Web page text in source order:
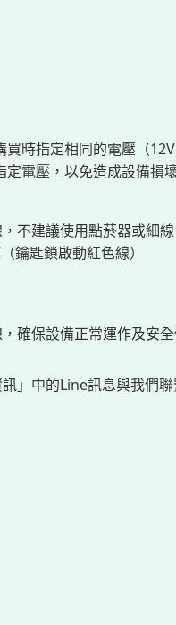
時指定相同的電壓（12V
定電壓，以免造成設備損
不建議使用點菸器或細線
鑰匙鎖啟動紅色線）
確保設備正常運作及安全
」中的Line訊息與我們聯